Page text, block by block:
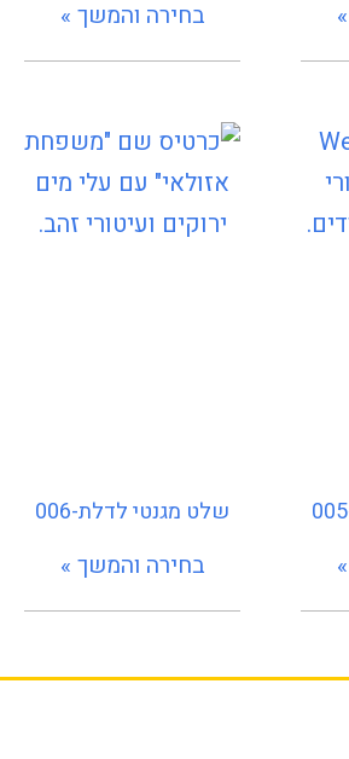
בחירה והמשך »
שלט מגנטי לדלת-006
בחירה והמשך »